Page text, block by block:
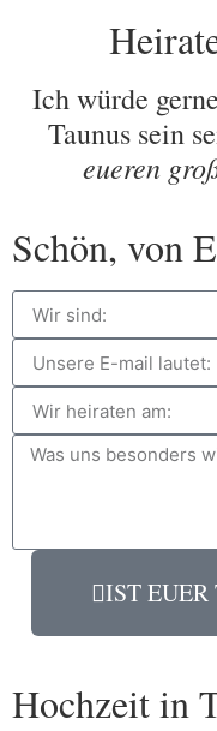
Ich würde
Taunus sein
eueren
Schön, von
IST
Hochzeit in